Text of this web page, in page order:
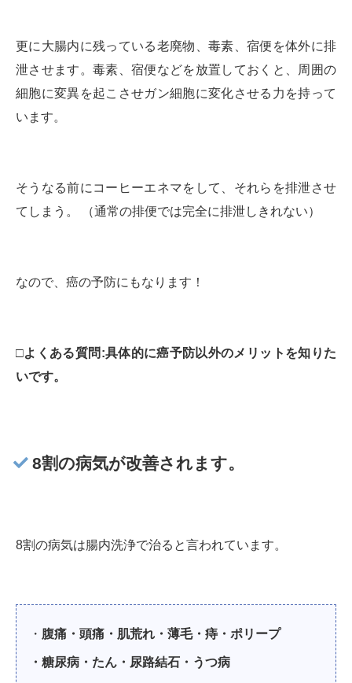
更に大腸内に残っている老廃物、毒素、宿便を体外に排
泄させます。毒素、宿便などを放置しておくと、周囲の
細胞に変異を起こさせガン細胞に変化させる力を持って
います。
そうなる前にコーヒーエネマをして、それらを排泄させ
てしまう。 （通常の排便では完全に排泄しきれない）
なので、癌の予防にもなります！
□よくある質問:具体的に癌予防以外のメリットを知りた
いです。
8割の病気が改善されます。
8割の病気は腸内洗浄で治ると言われています。
・ 腹痛・頭痛・肌荒れ・薄毛・痔・ポリープ
・糖尿病・たん・尿路結石・うつ病